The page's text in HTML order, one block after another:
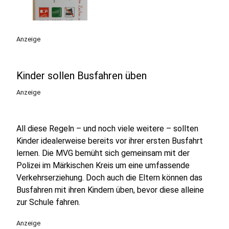
Anzeige
Kinder sollen Busfahren üben
Anzeige
All diese Regeln – und noch viele weitere – sollten
Kinder idealerweise bereits vor ihrer ersten Busfahrt
lernen. Die MVG bemüht sich gemeinsam mit der
Polizei im Märkischen Kreis um eine umfassende
Verkehrserziehung. Doch auch die Eltern können das
Busfahren mit ihren Kindern üben, bevor diese alleine
zur Schule fahren.
Anzeige